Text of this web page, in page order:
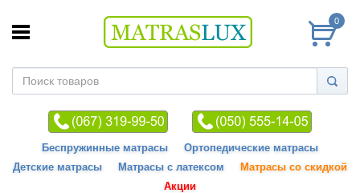
0
Беспружинные матрасы
Ортопедические матрасы
Детские матрасы
Матрасы с латексом
Матрасы со скидкой
Акции